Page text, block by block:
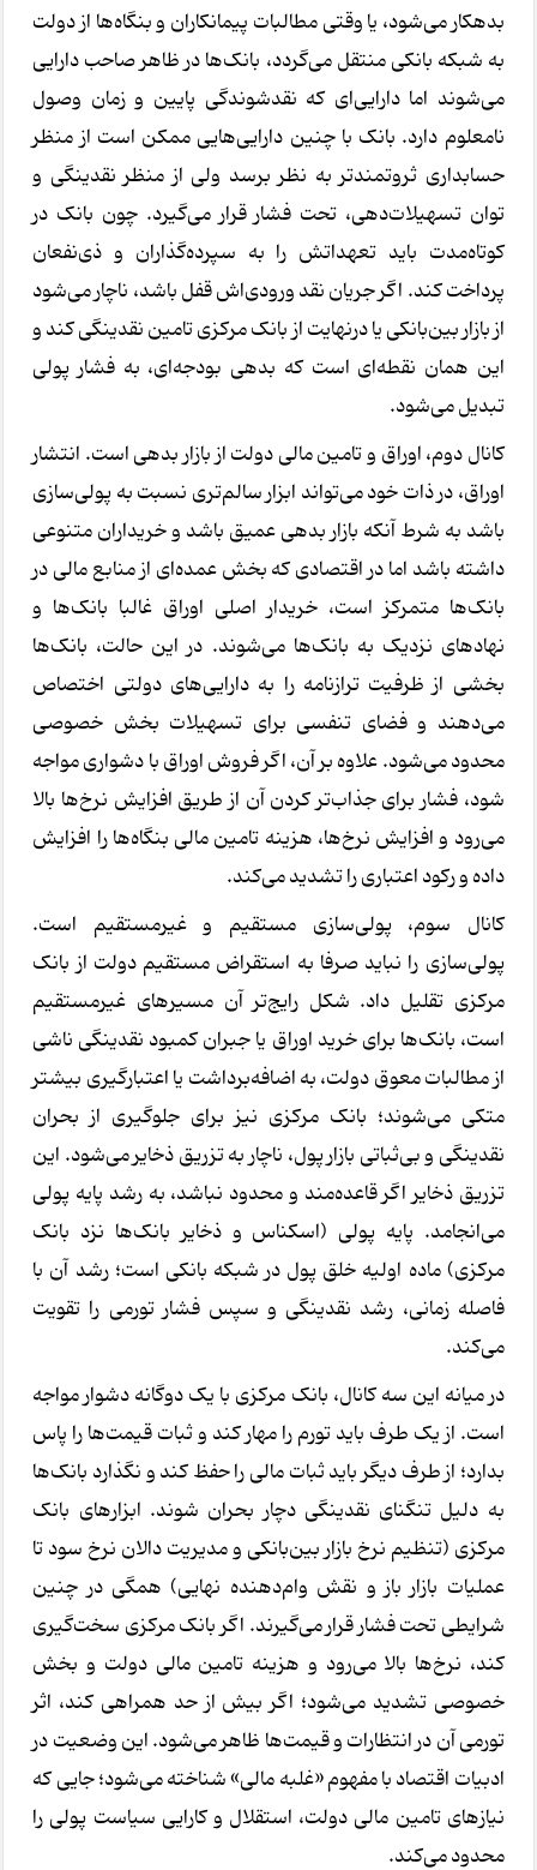
بدهکار می‌شود، یا وقتی مطالبات پیمانکاران و بنگاه‌ها از دولت
به شبکه بانکی منتقل می‌گردد، بانک‌ها در ظاهر صاحب دارایی
می‌شوند اما دارایی‌ای که نقدشوندگی پایین و زمان وصول
نامعلوم دارد. بانک با چنین دارایی‌هایی ممکن است از منظر
حسابداری ثروتمندتر به نظر برسد ولی از منظر نقدینگی و
توان تسهیلات‌دهی، تحت فشار قرار می‌گیرد. چون بانک در
کوتاه‌مدت باید تعهداتش را به سپرده‌گذاران و ذی‌نفعان
پرداخت کند. اگر جریان نقد ورودی‌اش قفل باشد، ناچار می‌شود
از بازار بین‌بانکی یا درنهایت از بانک مرکزی تامین نقدینگی کند و
این همان نقطه‌ای است که بدهی بودجه‌ای، به فشار پولی
تبدیل می‌شود.
کانال دوم، اوراق و تامین مالی دولت از بازار بدهی است. انتشار
اوراق، در ذات خود می‌تواند ابزار سالم‌تری نسبت به پولی‌سازی
باشد به شرط آنکه بازار بدهی عمیق باشد و خریداران متنوعی
داشته باشد اما در اقتصادی که بخش عمده‌ای از منابع مالی در
بانک‌ها متمرکز است، خریدار اصلی اوراق غالبا بانک‌ها و
نهادهای نزدیک به بانک‌ها می‌شوند. در این حالت، بانک‌ها
بخشی از ظرفیت ترازنامه‌ را به دارایی‌های دولتی اختصاص
می‌دهند و فضای تنفسی برای تسهیلات بخش خصوصی
محدود می‌شود. علاوه بر آن، اگر فروش اوراق با دشواری مواجه
شود، فشار برای جذاب‌تر کردن آن از طریق افزایش نرخ‌ها بالا
می‌رود و افزایش نرخ‌ها، هزینه تامین مالی بنگاه‌ها را افزایش
داده و رکود اعتباری را تشدید می‌کند.
کانال سوم، پولی‌سازی مستقیم و غیرمستقیم است.
پولی‌سازی را نباید صرفا به استقراض مستقیم دولت از بانک
مرکزی تقلیل داد. شکل رایج‌تر آن مسیرهای غیرمستقیم
است، بانک‌ها برای خرید اوراق یا جبران کمبود نقدینگی ناشی
از مطالبات معوق دولت، به اضافه‌برداشت یا اعتبارگیری بیشتر
متکی می‌شوند؛ بانک مرکزی نیز برای جلوگیری از بحران
نقدینگی و بی‌ثباتی بازار پول، ناچار به تزریق ذخایر می‌شود. این
تزریق ذخایر اگر قاعده‌مند و محدود نباشد، به رشد پایه پولی
می‌انجامد. پایه پولی (اسکناس و ذخایر بانک‌ها نزد بانک
مرکزی) ماده اولیه خلق پول در شبکه بانکی است؛ رشد آن با
فاصله زمانی، رشد نقدینگی و سپس فشار تورمی را تقویت
می‌کند.
در میانه این سه کانال، بانک مرکزی با یک دوگانه دشوار مواجه
است. از یک طرف باید تورم را مهار کند و ثبات قیمت‌ها را پاس
بدارد؛ از طرف دیگر باید ثبات مالی را حفظ کند و نگذارد بانک‌ها
به دلیل تنگنای نقدینگی دچار بحران شوند. ابزارهای بانک
مرکزی (تنظیم نرخ بازار بین‌بانکی و مدیریت دالان نرخ سود تا
عملیات بازار باز و نقش وام‌دهنده نهایی) همگی در چنین
شرایطی تحت فشار قرار می‌گیرند. اگر بانک مرکزی سخت‌گیری
کند، نرخ‌ها بالا می‌رود و هزینه تامین مالی دولت و بخش
خصوصی تشدید می‌شود؛ اگر بیش از حد همراهی کند، اثر
تورمی آن در انتظارات و قیمت‌ها ظاهر می‌شود. این وضعیت در
ادبیات اقتصاد با مفهوم «غلبه مالی» شناخته می‌شود؛ جایی که
نیازهای تامین مالی دولت، استقلال و کارایی سیاست پولی را
محدود می‌کند.